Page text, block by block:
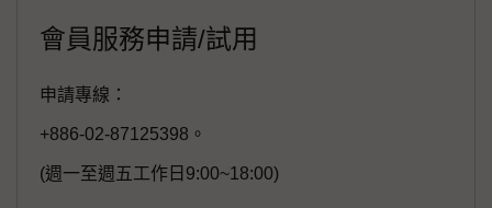
會員服務申請/試用
申請專線：
+886-02-87125398。
(週一至週五工作日9:00~18:00)